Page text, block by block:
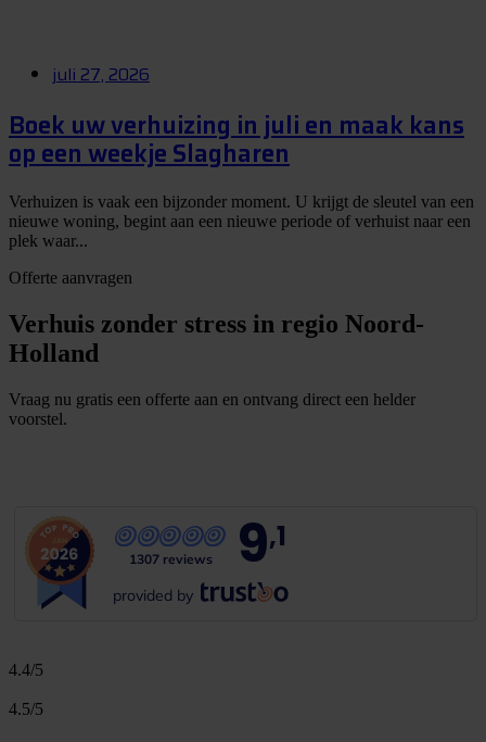
juli 27, 2026
Boek uw verhuizing in juli en maak kans
op een weekje Slagharen
Verhuizen is vaak een bijzonder moment. U krijgt de sleutel van een
nieuwe woning, begint aan een nieuwe periode of verhuist naar een
plek waar...
Offerte aanvragen
Verhuis zonder stress in regio Noord-
Holland
Vraag nu gratis een offerte aan en ontvang direct een helder
voorstel.
1307 reviews 9,1
provided by
4.4/5
4.5/5